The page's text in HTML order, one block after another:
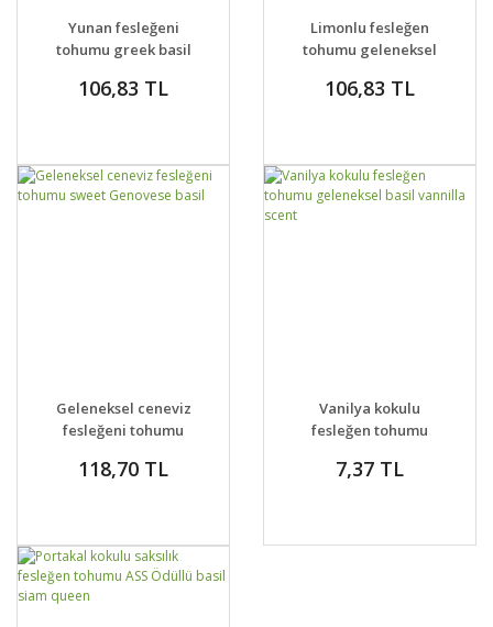
DETAYLAR SEPETE EKLE
Yunan fesleğeni
tohumu greek basil
106,83 TL
DETAYLAR SEPETE EKLE
Limonlu fesleğen
tohumu geleneksel
106,83 TL
DETAYLAR SEPETE EKLE
Geleneksel ceneviz
fesleğeni tohumu
118,70 TL
DETAYLAR
VER
Vanilya kokulu
fesleğen tohumu
vannilla scent
7,37 TL